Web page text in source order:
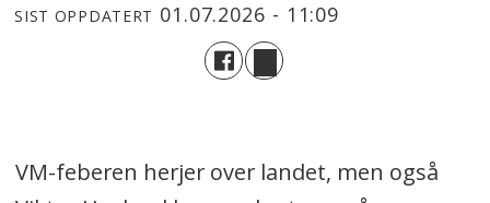
SIST OPPDATERT 01.07.2026 - 11:09
VM-feberen herjer over landet, men også